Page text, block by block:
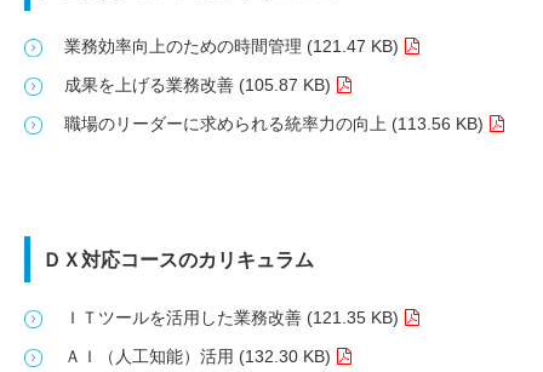
業務効率向上のための時間管理 (121.47 KB)
成果を上げる業務改善 (105.87 KB)
職場のリーダーに求められる統率力の向上 (113.56 KB)
ＤＸ対応コースのカリキュラム
ＩＴツールを活用した業務改善 (121.35 KB)
ＡＩ（人工知能）活用 (132.30 KB)